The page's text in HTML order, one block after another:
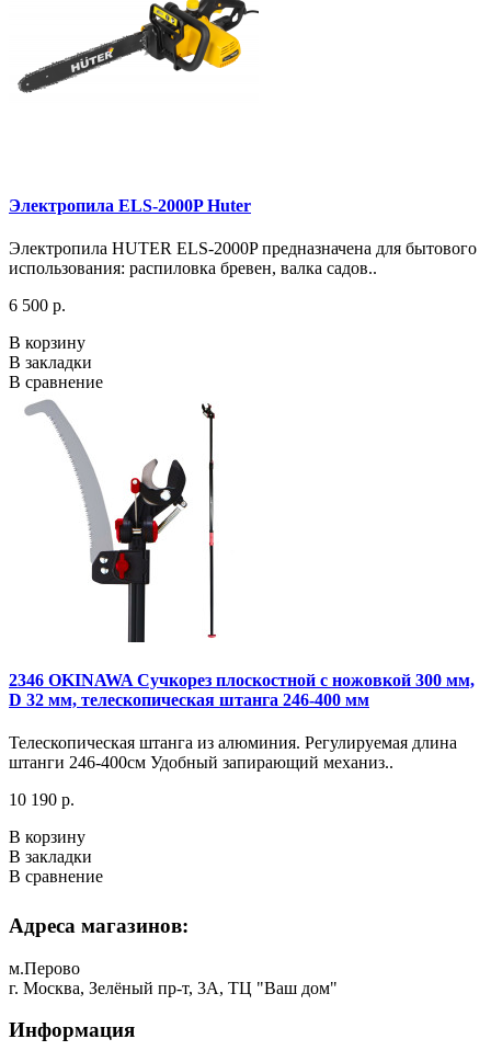
Электропила ELS-2000P Huter
Электропила HUTER ELS-2000P предназначена для бытового
использования: распиловка бревен, валка садов..
6 500 р.
В корзину
В закладки
В сравнение
2346 OKINAWA Сучкорез плоскостной с ножовкой 300 мм,
D 32 мм, телескопическая штанга 246-400 мм
Телескопическая штанга из алюминия. Регулируемая длина
штанги 246-400см Удобный запирающий механиз..
10 190 р.
В корзину
В закладки
В сравнение
Адреса магазинов:
м.Перово
г. Москва, Зелёный пр-т, 3А, ТЦ "Ваш дом"
Информация